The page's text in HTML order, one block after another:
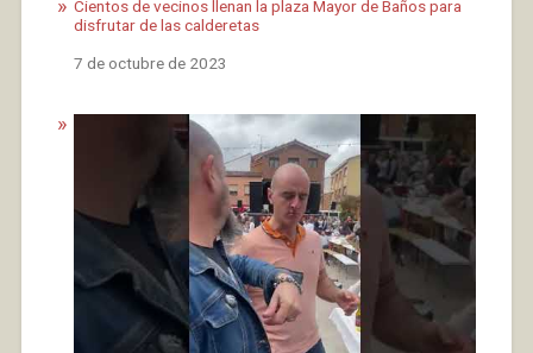
Cientos de vecinos llenan la plaza Mayor de Baños para
disfrutar de las calderetas
Fecha
7 de octubre de 2023